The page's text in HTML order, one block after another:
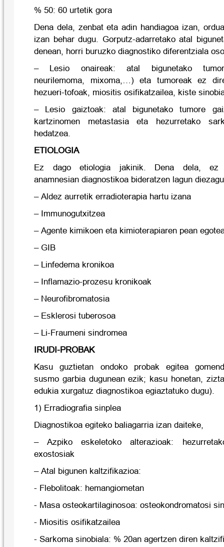
% 50: 60 urtetik gora
Dena dela, zenbat eta adin handiagoa izan,
izan behar dugu. Gorputz-adarretako atal
denean, horri buruzko diagnostiko diferentziala
– Lesio onaireak: atal bigunetako
neurilemoma, mixoma,…) eta tumoreak ez
hezueri-tofoak, miositis osifikatzailea, kiste
– Lesio gaiztoak: atal bigunetako tumore
kartzinomen metastasia eta hezurretako
hedatzea.
ETIOLOGIA
Ez dago etiologia jakinik. Dena dela, ez
anamnesian diagnostikoa bideratzen lagun
– Aldez aurretik erradioterapia hartu izana
– Immunogutxitzea
– Agente kimikoen eta kimioterapiaren pean
– GIB
– Linfedema kronikoa
– Inflamazio-prozesu kronikoak
– Neurofibromatosia
– Esklerosi tuberosoa
– Li-Fraumeni sindromea
IRUDI-PROBAK
Kasu guztietan ondoko probak egitea
susmo garbia dugunean ezik; kasu honetan,
edukia xurgatuz diagnostikoa egiaztatuko dugu).
1) Erradiografia sinplea
Diagnostikoa egiteko baliagarria izan daiteke,
– Azpiko eskeletoko alterazioak:
exostosiak
– Atal bigunen kaltzifikazioa:
- Flebolitoak: hemangiometan
- Masa osteokartilaginosoa: osteokondromatosi
- Miositis osifikatzailea
- Sarkoma sinobiala: % 20an agertzen diren